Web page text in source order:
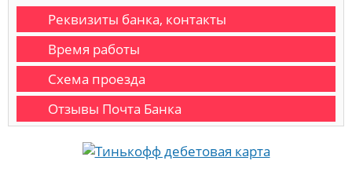
Реквизиты банка, контакты
Время работы
Схема проезда
Отзывы Почта Банка